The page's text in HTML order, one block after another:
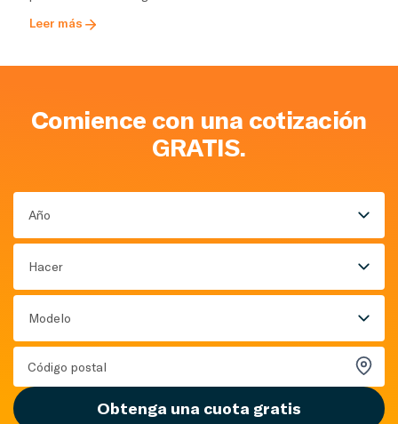
Leer más
Comience con una cotización
GRATIS.
Año
Hacer
Modelo
Obtenga una cuota gratis